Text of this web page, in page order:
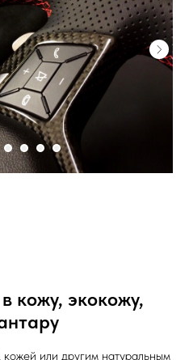
кожу, экокожу,
или другим натуральным